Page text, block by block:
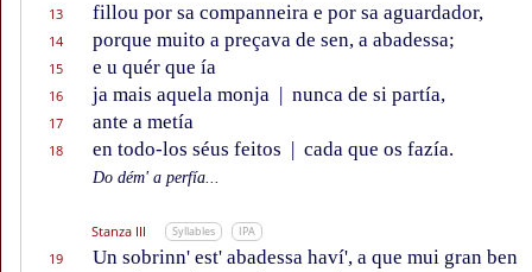
13 fillou por sa companneira e por sa aguardador,
14 porque muito a preçava de sen, a abadessa;
15 e u quér que ía
16 ja mais aquela monja | nunca de si partía,
17 ante a metía
18 en todo-los séus feitos | cada que os fazía.
Do dém' a perfía...
Stanza III Syllables IPA
19 Un sobrinn' est' abadessa haví', a que mui gran ben